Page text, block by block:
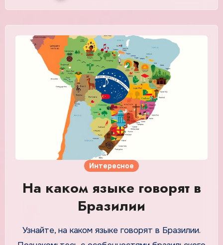
Интересное
На каком языке говорят в
Бразилии
Узнайте, на каком языке говорят в Бразилии.